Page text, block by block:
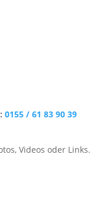
0155 / 61 83 90 39
Videos oder Links.